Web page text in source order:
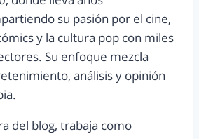
su pasión por el cine,
y la cultura pop con miles
Su enfoque mezcla
análisis y opinión
del blog, trabaja como